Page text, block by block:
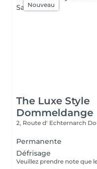
Nouveau
The Luxe Style
Dommeldange
2, Route d' Echternarch
Permanente
Défrisage